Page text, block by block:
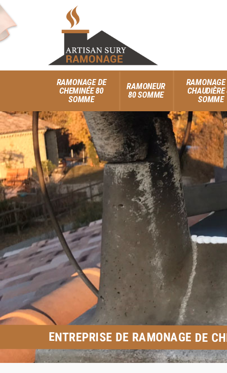
RAMONAGE DE
CHEMINÉE 80
SOMME
RAMONEUR
80 SOMME
RAMONAGE
SOMME
ENTREPRISE DE RAMONAGE DE